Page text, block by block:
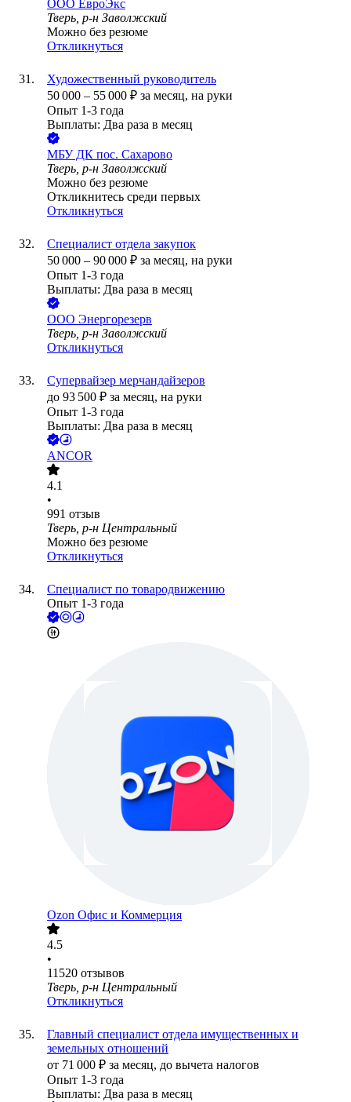
ООО ЕвроЭкс
Тверь, р-н Заволжский
Можно без резюме
Откликнуться
Художественный руководитель
50 000 – 55 000 ₽ за месяц, на руки
Опыт 1-3 года
Выплаты: Два раза в месяц
МБУ ДК пос. Сахарово
Тверь, р-н Заволжский
Можно без резюме
Откликнитесь среди первых
Откликнуться
Специалист отдела закупок
50 000 – 90 000 ₽ за месяц, на руки
Опыт 1-3 года
Выплаты: Два раза в месяц
ООО Энергорезерв
Тверь, р-н Заволжский
Откликнуться
Супервайзер мерчандайзеров
до 93 500 ₽ за месяц, на руки
Опыт 1-3 года
Выплаты: Два раза в месяц
ANCOR
4.1
•
991 отзыв
Тверь, р-н Центральный
Можно без резюме
Откликнуться
Специалист по товародвижению
Опыт 1-3 года
Ozon Офис и Коммерция
4.5
•
11520 отзывов
Тверь, р-н Центральный
Откликнуться
Главный специалист отдела имущественных и
земельных отношений
от 71 000 ₽ за месяц, до вычета налогов
Опыт 1-3 года
Выплаты: Два раза в месяц